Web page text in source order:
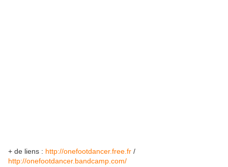
+ de liens : http://onefootdancer.free.fr /
http://onefootdancer.bandcamp.com/